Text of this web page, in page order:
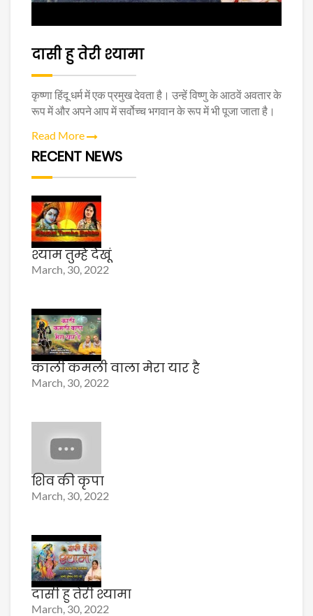
दासी हु तेरी श्यामा
कृष्णा हिंदू धर्म में एक प्रमुख देवता है। उन्हें विष्णु के आठवें अवतार के
रूप में और अपने आप में सर्वोच्च भगवान के रूप में भी पूजा जाता है।
Read More
RECENT NEWS
श्याम तुम्हे देखूं
March, 30, 2022
काली कमली वाला मेरा यार है
March, 30, 2022
शिव की कृपा
March, 30, 2022
दासी हु तेरी श्यामा
March, 30, 2022